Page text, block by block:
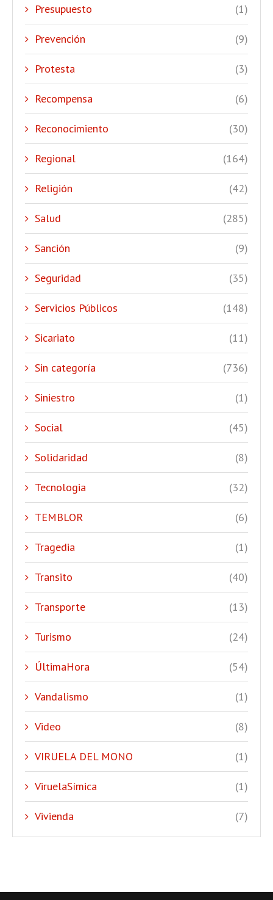
Presupuesto (1)
Prevención (9)
Protesta (3)
Recompensa (6)
Reconocimiento (30)
Regional (164)
Religión (42)
Salud (285)
Sanción (9)
Seguridad (35)
Servicios Públicos (148)
Sicariato (11)
Sin categoría (736)
Siniestro (1)
Social (45)
Solidaridad (8)
Tecnologia (32)
TEMBLOR (6)
Tragedia (1)
Transito (40)
Transporte (13)
Turismo (24)
ÚltimaHora (54)
Vandalismo (1)
Video (8)
VIRUELA DEL MONO (1)
ViruelaSímica (1)
Vivienda (7)